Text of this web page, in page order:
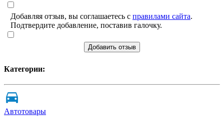
Добавляя отзыв, вы соглашаетесь с правилами сайта.
Подтвердите добавление, поставив галочку.
Добавить отзыв
Категории:
Автотовары